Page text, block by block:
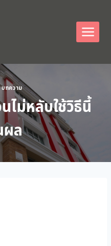
บทความ
ไม่หลับใช้วิธีนี้
ผล